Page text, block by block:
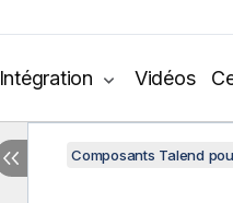
Intégration Vidéos
Composants Talend